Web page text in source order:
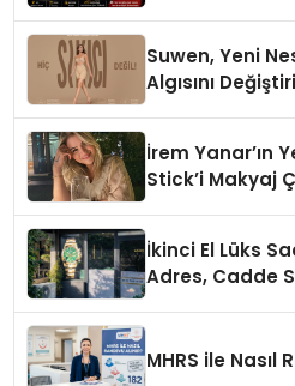
Suwen, Yeni
Algısını
İrem Yanar’ın
Stick’i Makyaj
İkinci El Lüks
Adres, Cadde
MHRS ile Nasıl